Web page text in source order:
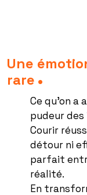
Une
rare
Ce qu’on a
pudeur des
Courir
détour ni
parfait
réalité.
En